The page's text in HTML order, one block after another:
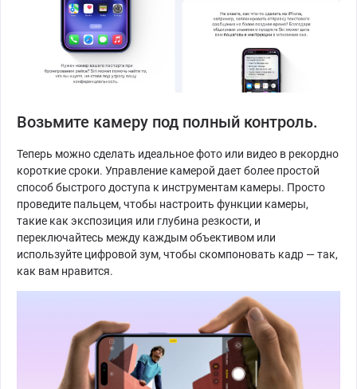
Возьмите камеру под полный контроль.
Теперь можно сделать идеальное фото или видео в рекордно
короткие сроки. Управление камерой дает более простой
способ быстрого доступа к инструментам камеры. Просто
проведите пальцем, чтобы настроить функции камеры,
такие как экспозиция или глубина резкости, и
переключайтесь между каждым объективом или
используйте цифровой зум, чтобы скомпоновать кадр — так,
как вам нравится.